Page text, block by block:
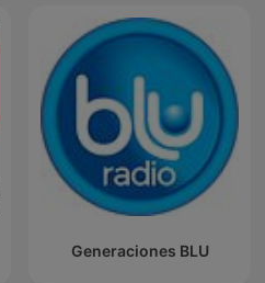
Generaciones BLU